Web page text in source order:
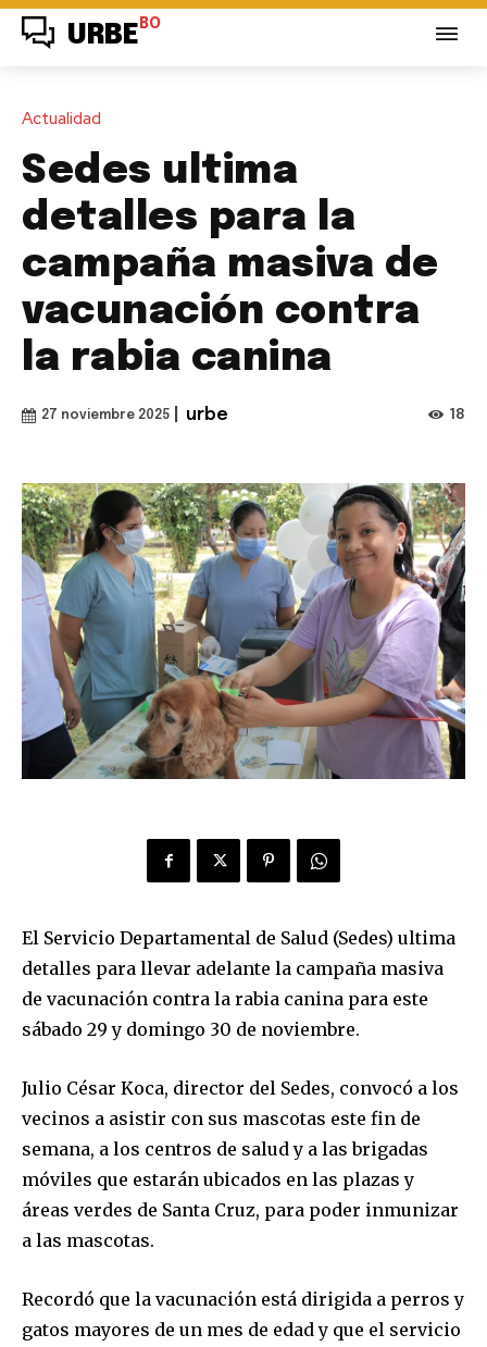
URBE BO
Actualidad
Sedes ultima
detalles para la
campaña masiva de
vacunación contra
la rabia canina
27 noviembre 2025 urbe 18
El Servicio Departamental de Salud (Sedes) ultima
detalles para llevar adelante la campaña masiva
de vacunación contra la rabia canina para este
sábado 29 y domingo 30 de noviembre.
Julio César Koca, director del Sedes, convocó a los
vecinos a asistir con sus mascotas este fin de
semana, a los centros de salud y a las brigadas
móviles que estarán ubicados en las plazas y
áreas verdes de Santa Cruz, para poder inmunizar
a las mascotas.
Recordó que la vacunación está dirigida a perros y
gatos mayores de un mes de edad y que el servicio